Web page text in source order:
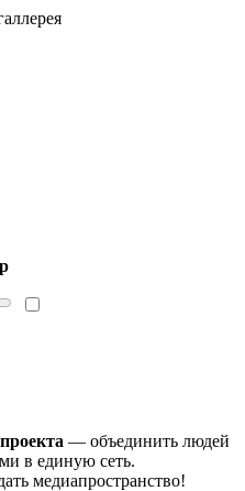
— объединить людей
в единую сеть.
медиапространство!